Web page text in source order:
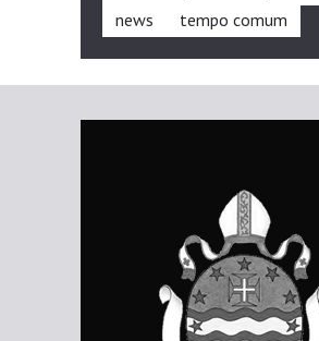
news
tempo comum